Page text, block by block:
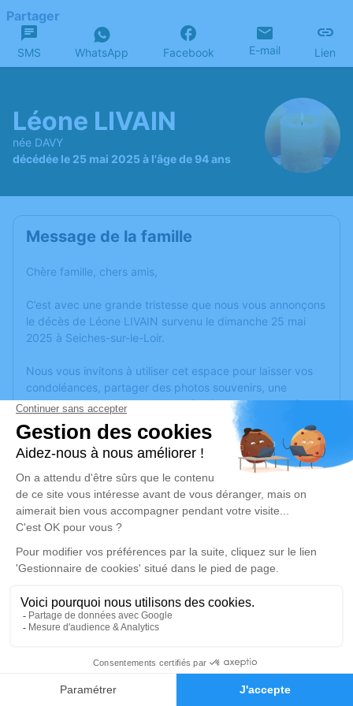
Faire-part Hommages
Partager
SMS WhatsApp Facebook E-mail Lien
Léone LIVAIN
née DAVY
décédée le 25 mai 2025 à l'âge de 94 ans
Message de la famille
Chère famille, chers amis,
C’est avec une grande tristesse que nous vous annonçons
le décès de Léone LIVAIN survenu le dimanche 25 mai
2025 à Seiches-sur-le-Loir.
Nous vous invitons à utiliser cet espace pour laisser vos
condoléances, partager des photos souvenirs, une
anecdote ou exprimer vos pensées à travers des poèmes
ou des textes. Cet endroit est un lieu d'expression dédié à
honorer la mémoire de Léone LIVAIN.
Un service de plantation d’arbre hommage estdisponible
vendredi 30 mai 2025 à 10h30
Église Saint Sylvain d'Anjou de Verrières-en-
Anjou
49480 Verrières-en-Anjou